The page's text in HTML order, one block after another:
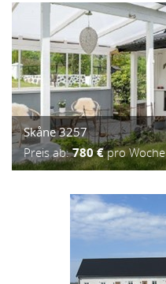
Skåne 3257
Preis ab:780 €pro Woche